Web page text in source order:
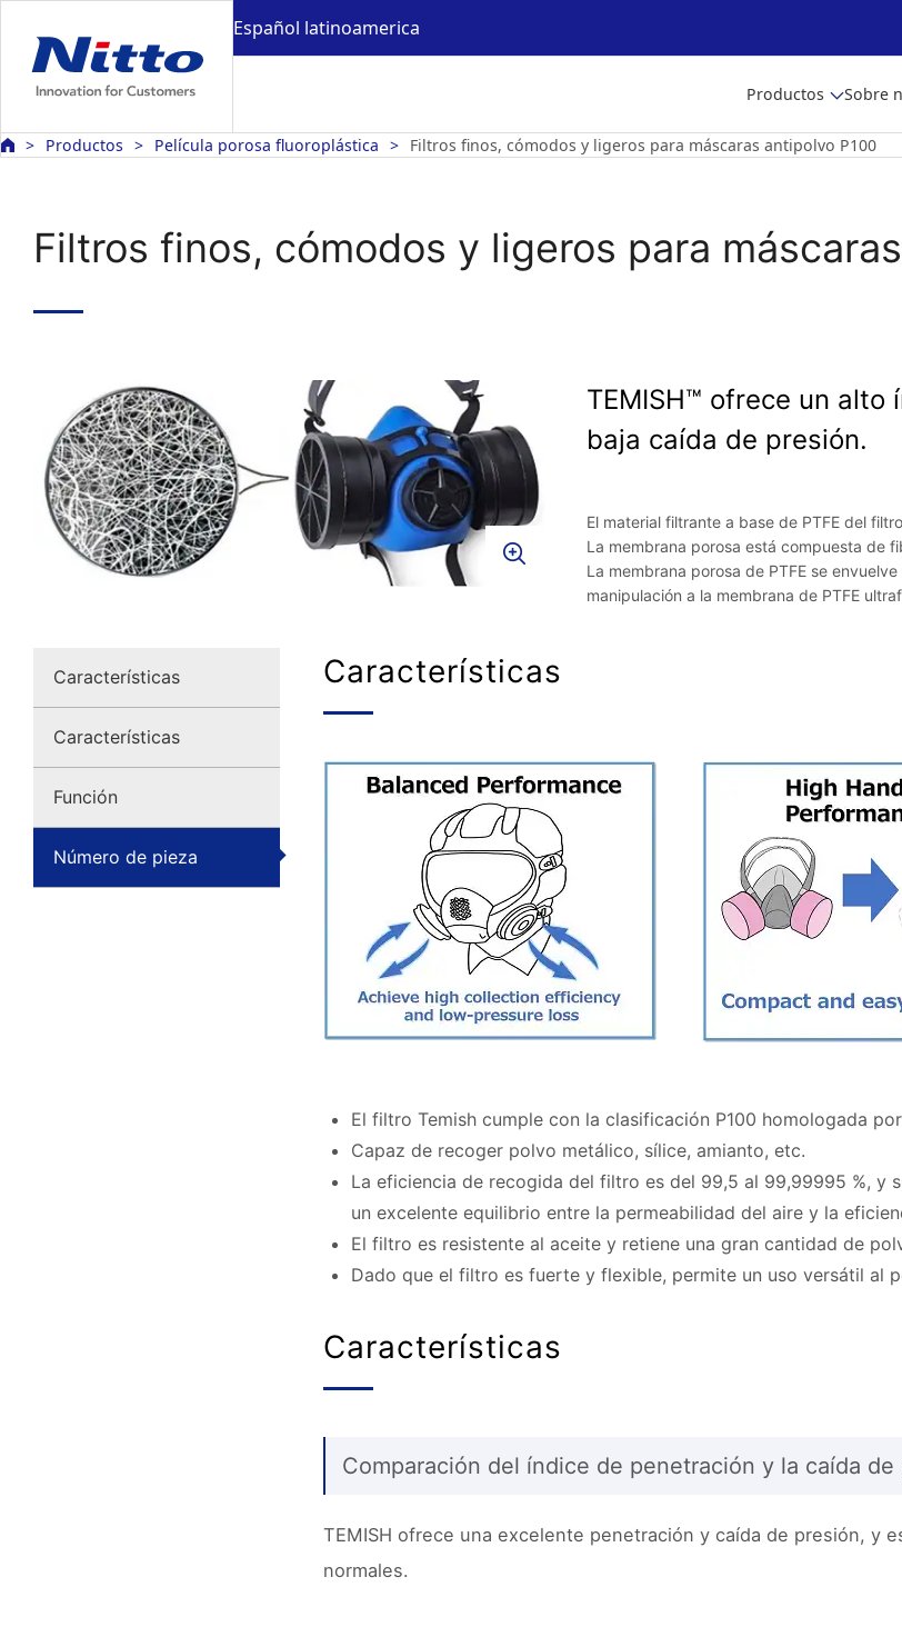
Español latinoamerica
Productos Sobre
Productos Película porosa fluoroplástica Filtros finos, cómodos y ligeros para máscaras antipolvo P100
Filtros finos, cómodos y ligeros para
TEMISH™ ofrece un
baja caída de presión.
El material filtrante a base de PTFE del
La membrana porosa está compuesta de
La membrana porosa de PTFE se
manipulación a la membrana de PTFE
Características
Características
Función
Número de pieza
Características
El filtro Temish cumple con la clasificación P100 homologada
Capaz de recoger polvo metálico, sílice, amianto, etc.
La eficiencia de recogida del filtro es del 99,5 al 99,99995 %, y
un excelente equilibrio entre la permeabilidad del aire y la
El filtro es resistente al aceite y retiene una gran cantidad de
Dado que el filtro es fuerte y flexible, permite un uso versátil al
Características
Comparación del índice de penetración y la caída
TEMISH ofrece una excelente penetración y caída de presión, y
normales.